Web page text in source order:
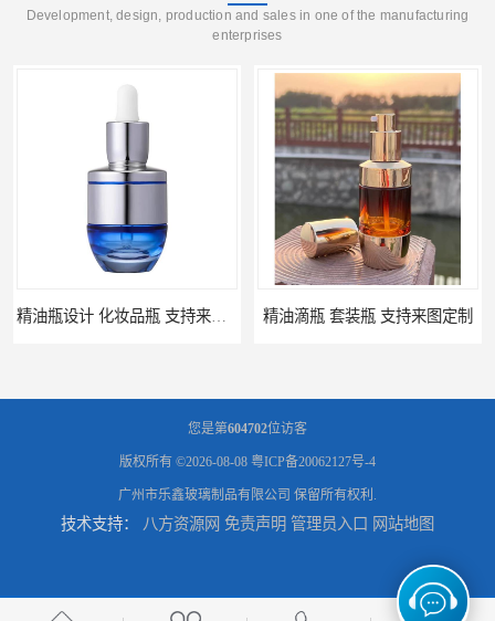
Development, design, production and sales in one of the manufacturing
enterprises
精油瓶设计 化妆品瓶 支持来图定制 精油滴瓶 套装瓶 支持来图定制
精油瓶 包材厂家 支持来图定制 小金瓶精油包装瓶 定做瓶子 量大从优
您是第604702位访客
版权所有 ©2026-08-08 粤ICP备20062127号-4
广州市乐鑫玻璃制品有限公司 保留所有权利.
技术支持： 八方资源网 免责声明 管理员入口 网站地图